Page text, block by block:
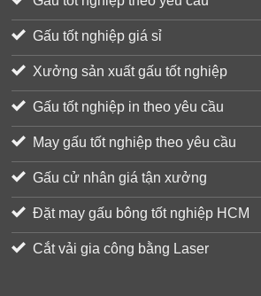
Gấu tốt nghiệp giá sỉ
Xưởng sản xuất gấu tốt nghiệp
Gấu tốt nghiệp in theo yêu cầu
May gấu tốt nghiệp theo yêu cầu
Gấu cử nhân giá tận xưởng
Đặt may gấu bông tốt nghiệp HCM
Cắt vải gia công bằng Laser